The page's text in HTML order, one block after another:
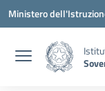
Vai ai contenuti
Vai al menu di
Vai al footer
Ministero